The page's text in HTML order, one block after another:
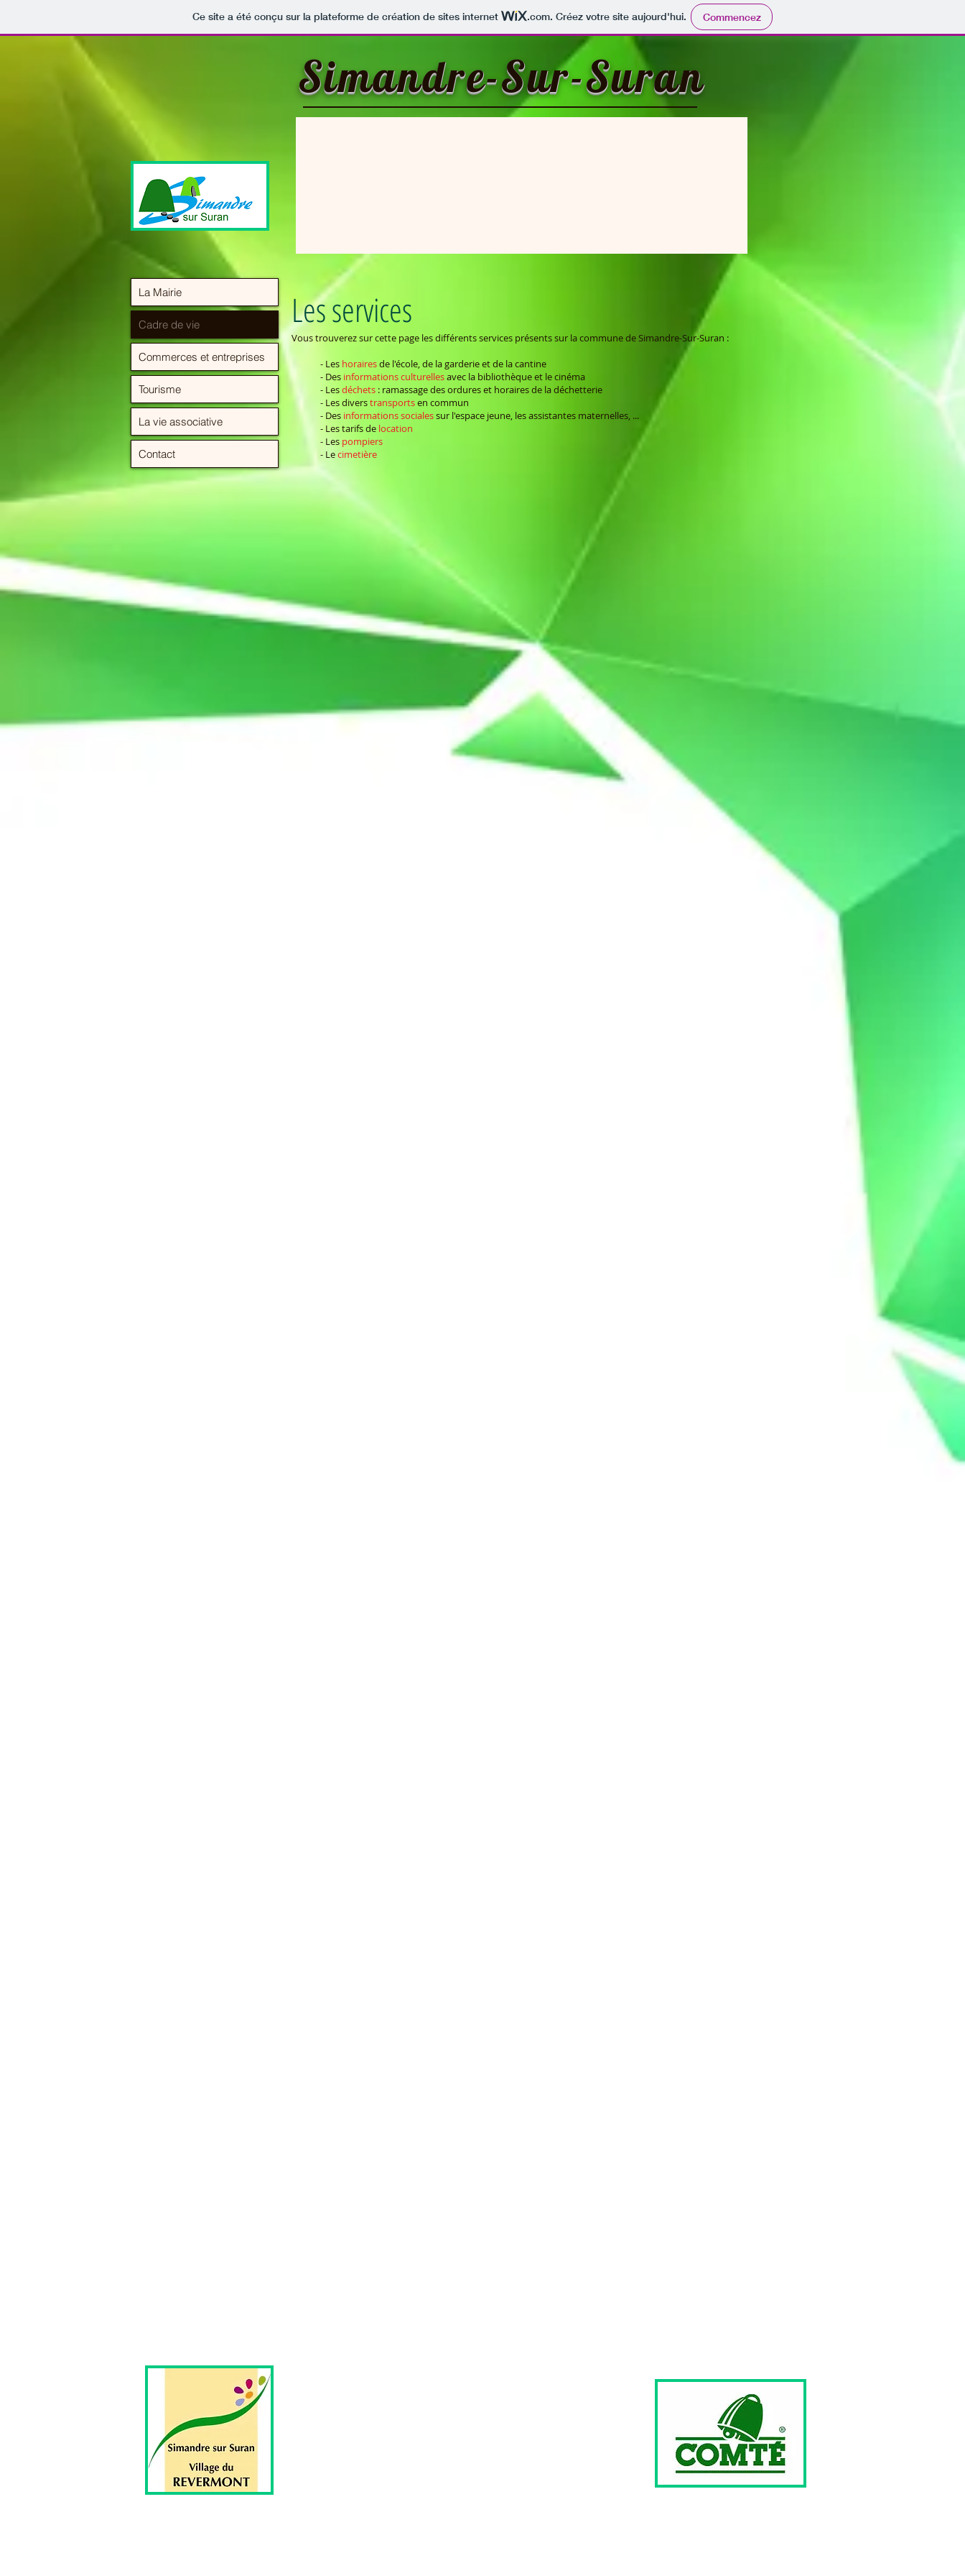
Ce site a été conçu sur la plateforme de création de sites internet .com. Créez votre site aujourd'hui. Commencez
Simandre-Sur-Suran
Les services
Vous trouverez sur cette page les différents services présents sur la commune de Simandre-Sur-Suran :
- Les horairesde l'école, de la garderie et de la cantine
- Des informations culturellesavec la bibliothèque et le cinéma
- Lesdéchets : ramassage des ordures et horaires de la déchetterie
- Les diverstransportsen commun
- Des informations socialessur l'espace jeune, les assistantes maternelles, ...
- Les tarifs de location
- Les pompiers
- Lecimetière
La Mairie
Cadre de vie
Commerces et entreprises
Tourisme
La vie associative
Contact